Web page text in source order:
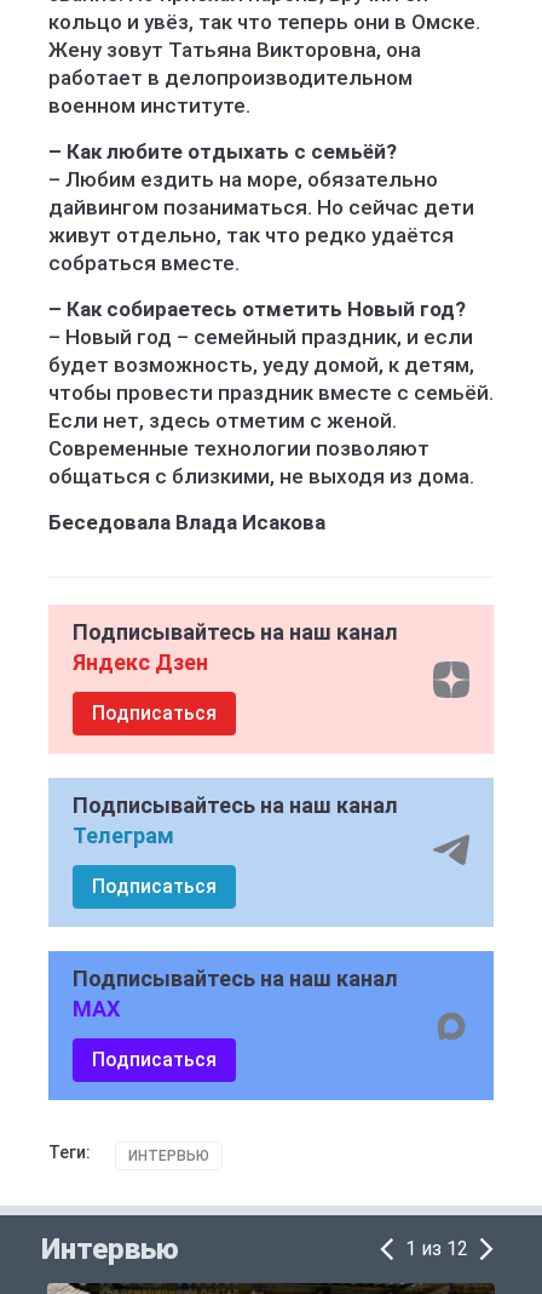
кольцо и увёз, так что теперь они в Омске.
Жену зовут Татьяна Викторовна, она
работает в делопроизводительном
военном институте.
– Как любите отдыхать с семьёй?
– Любим ездить на море, обязательно
дайвингом позаниматься. Но сейчас дети
живут отдельно, так что редко удаётся
собраться вместе.
– Как собираетесь отметить Новый год?
– Новый год – семейный праздник, и если
будет возможность, уеду домой, к детям,
чтобы провести праздник вместе с семьёй.
Если нет, здесь отметим с женой.
Современные технологии позволяют
общаться с близкими, не выходя из дома.
Беседовала Влада Исакова
Подписывайтесь на наш канал
Яндекс Дзен
Подписаться
Подписывайтесь на наш канал
Телеграм
Подписаться
Подписывайтесь на наш канал
MAX
Подписаться
Теги: ИНТЕРВЬЮ
Интервью 1 из 12